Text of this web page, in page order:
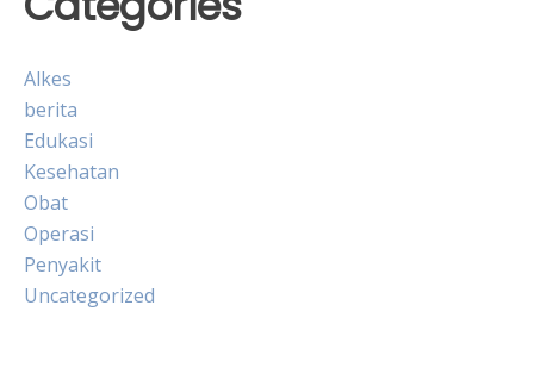
Alkes
berita
Edukasi
Kesehatan
Obat
Operasi
Penyakit
Uncategorized